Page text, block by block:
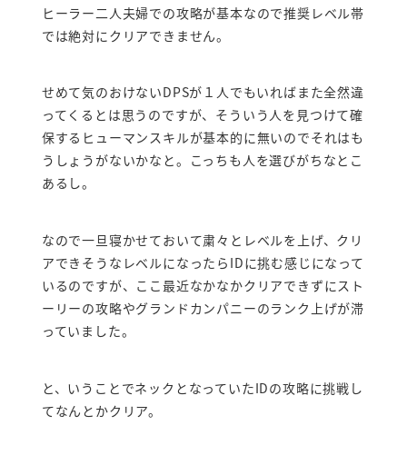
ヒーラー二人夫婦での攻略が基本なので推奨レベル帯
では絶対にクリアできません。
せめて気のおけないDPSが１人でもいればまた全然違
ってくるとは思うのですが、そういう人を見つけて確
保するヒューマンスキルが基本的に無いのでそれはも
うしょうがないかなと。こっちも人を選びがちなとこ
あるし。
なので一旦寝かせておいて粛々とレベルを上げ、クリ
アできそうなレベルになったらIDに挑む感じになって
いるのですが、ここ最近なかなかクリアできずにスト
ーリーの攻略やグランドカンパニーのランク上げが滞
っていました。
と、いうことでネックとなっていたIDの攻略に挑戦し
てなんとかクリア。